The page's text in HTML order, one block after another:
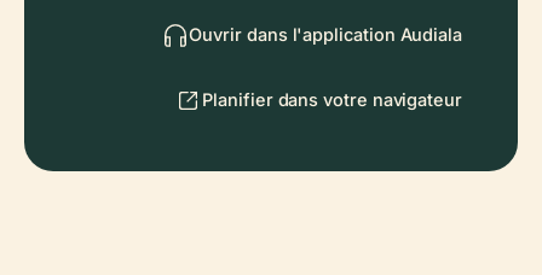
Ouvrir dans l'application Audiala
Planifier dans votre navigateur